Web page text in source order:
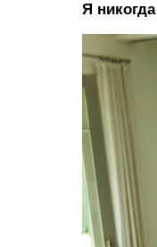
Я никогда